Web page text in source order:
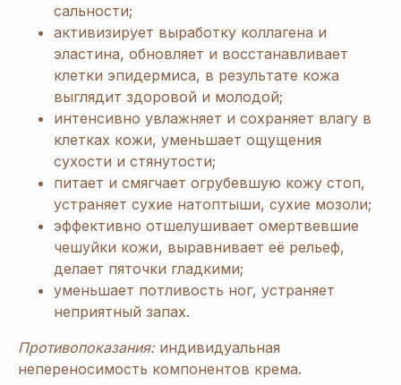
сальности;
активизирует выработку коллагена и
эластина, обновляет и восстанавливает
клетки эпидермиса, в результате кожа
выглядит здоровой и молодой;
интенсивно увлажняет и сохраняет влагу в
клетках кожи, уменьшает ощущения
сухости и стянутости;
питает и смягчает огрубевшую кожу стоп,
устраняет сухие натоптыши, сухие мозоли;
эффективно отшелушивает омертвевшие
чешуйки кожи, выравнивает её рельеф,
делает пяточки гладкими;
уменьшает потливость ног, устраняет
неприятный запах.
Противопоказания:индивидуальная
непереносимость компонентов крема.
ЗАРЕГИСТРИРУЙТЕСЬ
В «ERSAG», ЧТОБЫ
ПОЛУЧИТЬ СКИДКУ